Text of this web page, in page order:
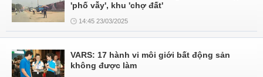
'phố vẫy', khu 'chợ đất'
14:45 23/03/2025
VARS: 17 hành vi môi giới bất động sản
không được làm